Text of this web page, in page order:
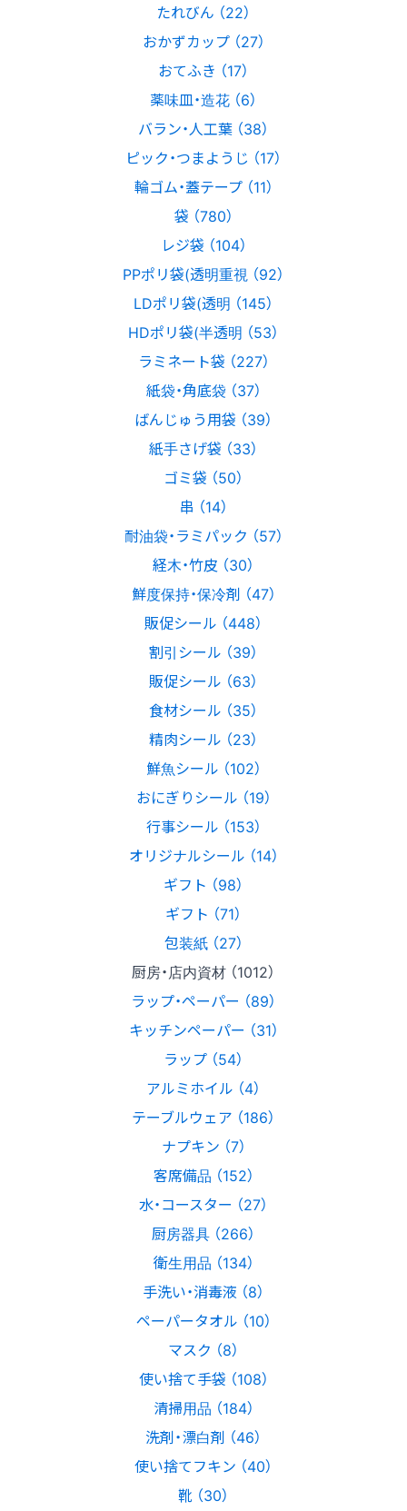
たれびん （22）
おかずカップ （27）
おてふき （17）
薬味皿・造花 （6）
バラン・人工葉 （38）
ピック・つまようじ （17）
輪ゴム・蓋テープ （11）
袋 （780）
レジ袋 （104）
PPポリ袋(透明重視 （92）
LDポリ袋(透明 （145）
HDポリ袋(半透明 （53）
ラミネート袋 （227）
紙袋・角底袋 （37）
ばんじゅう用袋 （39）
紙手さげ袋 （33）
ゴミ袋 （50）
串 （14）
耐油袋・ラミパック （57）
経木・竹皮 （30）
鮮度保持・保冷剤 （47）
販促シール （448）
割引シール （39）
販促シール （63）
食材シール （35）
精肉シール （23）
鮮魚シール （102）
おにぎりシール （19）
行事シール （153）
オリジナルシール （14）
ギフト （98）
ギフト （71）
包装紙 （27）
厨房・店内資材 （1012）
ラップ・ペーパー （89）
キッチンペーパー （31）
ラップ （54）
アルミホイル （4）
テーブルウェア （186）
ナプキン （7）
客席備品 （152）
水・コースター （27）
厨房器具 （266）
衛生用品 （134）
手洗い・消毒液 （8）
ペーパータオル （10）
マスク （8）
使い捨て手袋 （108）
清掃用品 （184）
洗剤・漂白剤 （46）
使い捨てフキン （40）
靴 （30）